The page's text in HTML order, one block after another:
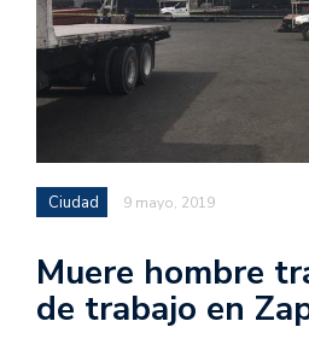
Ciudad 9 mayo, 2019
Muere hombre
de trabajo en